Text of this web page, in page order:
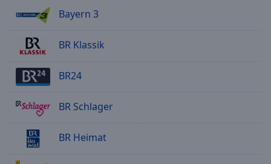
Bayern 3
BR Klassik
BR24
BR Schlager
BR Heimat